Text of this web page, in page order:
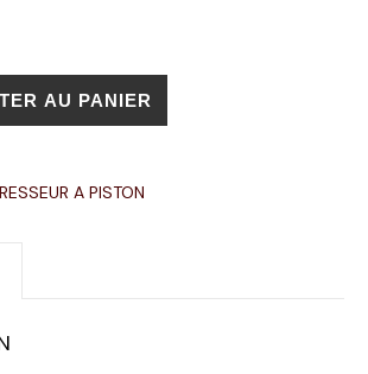
AU PANIER
A PISTON